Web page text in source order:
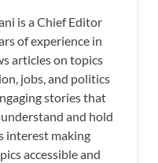
is a Chief Editor
of experience in
articles on topics
jobs, and politics
stories that
and hold
interest making
accessible and